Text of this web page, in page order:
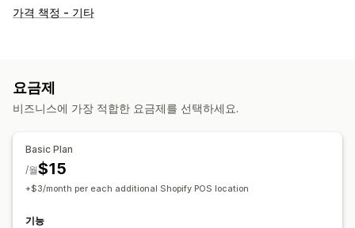
POS
재고 수준
여러 위치
비용 보고
가격 책정 - 기타
요금제
비즈니스에 가장 적합한 요금제를 선택하세요.
Basic Plan
$15
/월
+$3/month per each additional Shopify POS location
기능